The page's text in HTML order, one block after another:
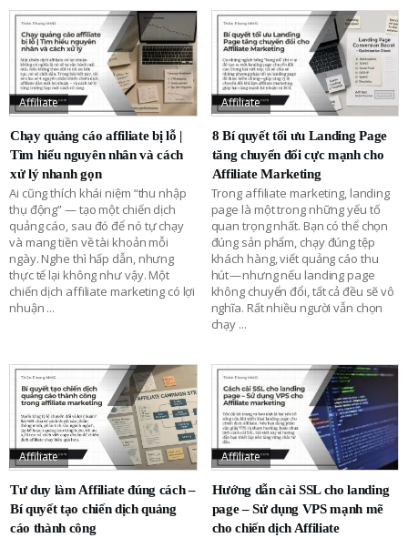
Affiliate
Chạy quảng cáo affiliate bị lỗ |
Tìm hiểu nguyên nhân và cách
xử lý nhanh gọn
Ai cũng thích khái niệm “thu nhập
thụ động” — tạo một chiến dịch
quảng cáo, sau đó để nó tự chạy
và mang tiền về tài khoản mỗi
ngày. Nghe thì hấp dẫn, nhưng
thực tế lại không như vậy. Một
chiến dịch affiliate marketing có lợi
nhuận ...
Affiliate
8 Bí quyết tối ưu Landing Page
tăng chuyển đổi cực mạnh cho
Affiliate Marketing
Trong affiliate marketing, landing
page là một trong những yếu tố
quan trọng nhất. Bạn có thể chọn
đúng sản phẩm, chạy đúng tệp
khách hàng, viết quảng cáo thu
hút — nhưng nếu landing page
không chuyển đổi, tất cả đều sẽ vô
nghĩa. Rất nhiều người vẫn chọn
chạy ...
Affiliate
Tư duy làm Affiliate đúng cách –
Bí quyết tạo chiến dịch quảng
cáo thành công
Affiliate
Hướng dẫn cài SSL cho landing
page – Sử dụng VPS mạnh mẽ
cho chiến dịch Affiliate